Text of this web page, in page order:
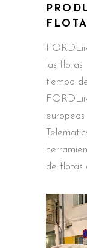
las
tiempo
de flotas